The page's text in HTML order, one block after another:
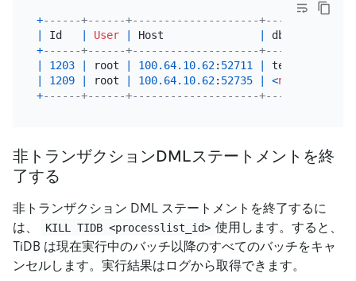
+------+------+--------------------+--------
Id User Host db
+------+------+--------------------+--------
1203 root 100.64.10.62: 52711 test
1209 root 100.64.10.62: 52735 <null
+------+------+--------------------+--------
非トランザクションDMLステートメントを終
了する
非トランザクション DML ステートメントを終了するに
は、
KILL TIDB <processlist_id> 使用します。すると、
TiDB は現在実行中のバッチ以降のすべてのバッチをキャ
ンセルします。実行結果はログから取得できます。